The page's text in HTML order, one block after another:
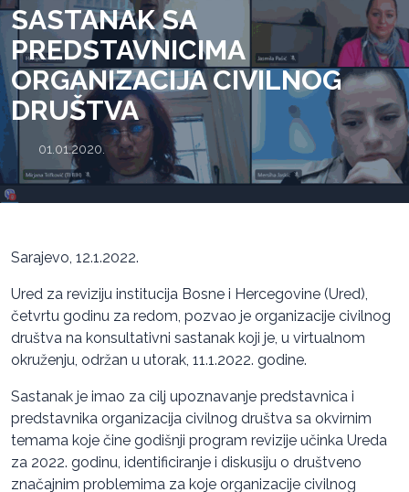
SASTANAK SA
PREDSTAVNICIMA
ORGANIZACIJA CIVILNOG
DRUŠTVA
01.01.2020.
Sarajevo, 12.1.2022.
Ured za reviziju institucija Bosne i Hercegovine (Ured),
četvrtu godinu za redom, pozvao je organizacije civilnog
društva na konsultativni sastanak koji je, u virtualnom
okruženju, održan u utorak, 11.1.2022. godine.
Sastanak je imao za cilj upoznavanje predstavnica i
predstavnika organizacija civilnog društva sa okvirnim
temama koje čine godišnji program revizije učinka Ureda
za 2022. godinu, identificiranje i diskusiju o društveno
značajnim problemima za koje organizacije civilnog